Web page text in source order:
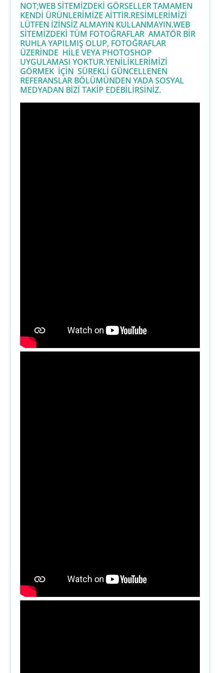
NOT;WEB SİTEMİZDEKİ GÖRSELLER TAMAMEN
KENDİ ÜRÜNLERİMİZE AİTTİR.RESİMLERİMİZİ
LÜTFEN İZİNSİZ ALMAYIN KULLANMAYIN.WEB
SİTEMİZDEKİ TÜM FOTOĞRAFLAR AMATÖR BİR
RUHLA YAPILMIŞ OLUP, FOTOĞRAFLAR
ÜZERİNDE HİLE VEYA PHOTOSHOP
UYGULAMASI YOKTUR.YENİLİKLERİMİZİ
GÖRMEK İÇİN SÜREKLİ GÜNCELLENEN
REFERANSLAR BÖLÜMÜNDEN YADA SOSYAL
MEDYADAN BİZİ TAKİP EDEBİLİRSİNİZ.